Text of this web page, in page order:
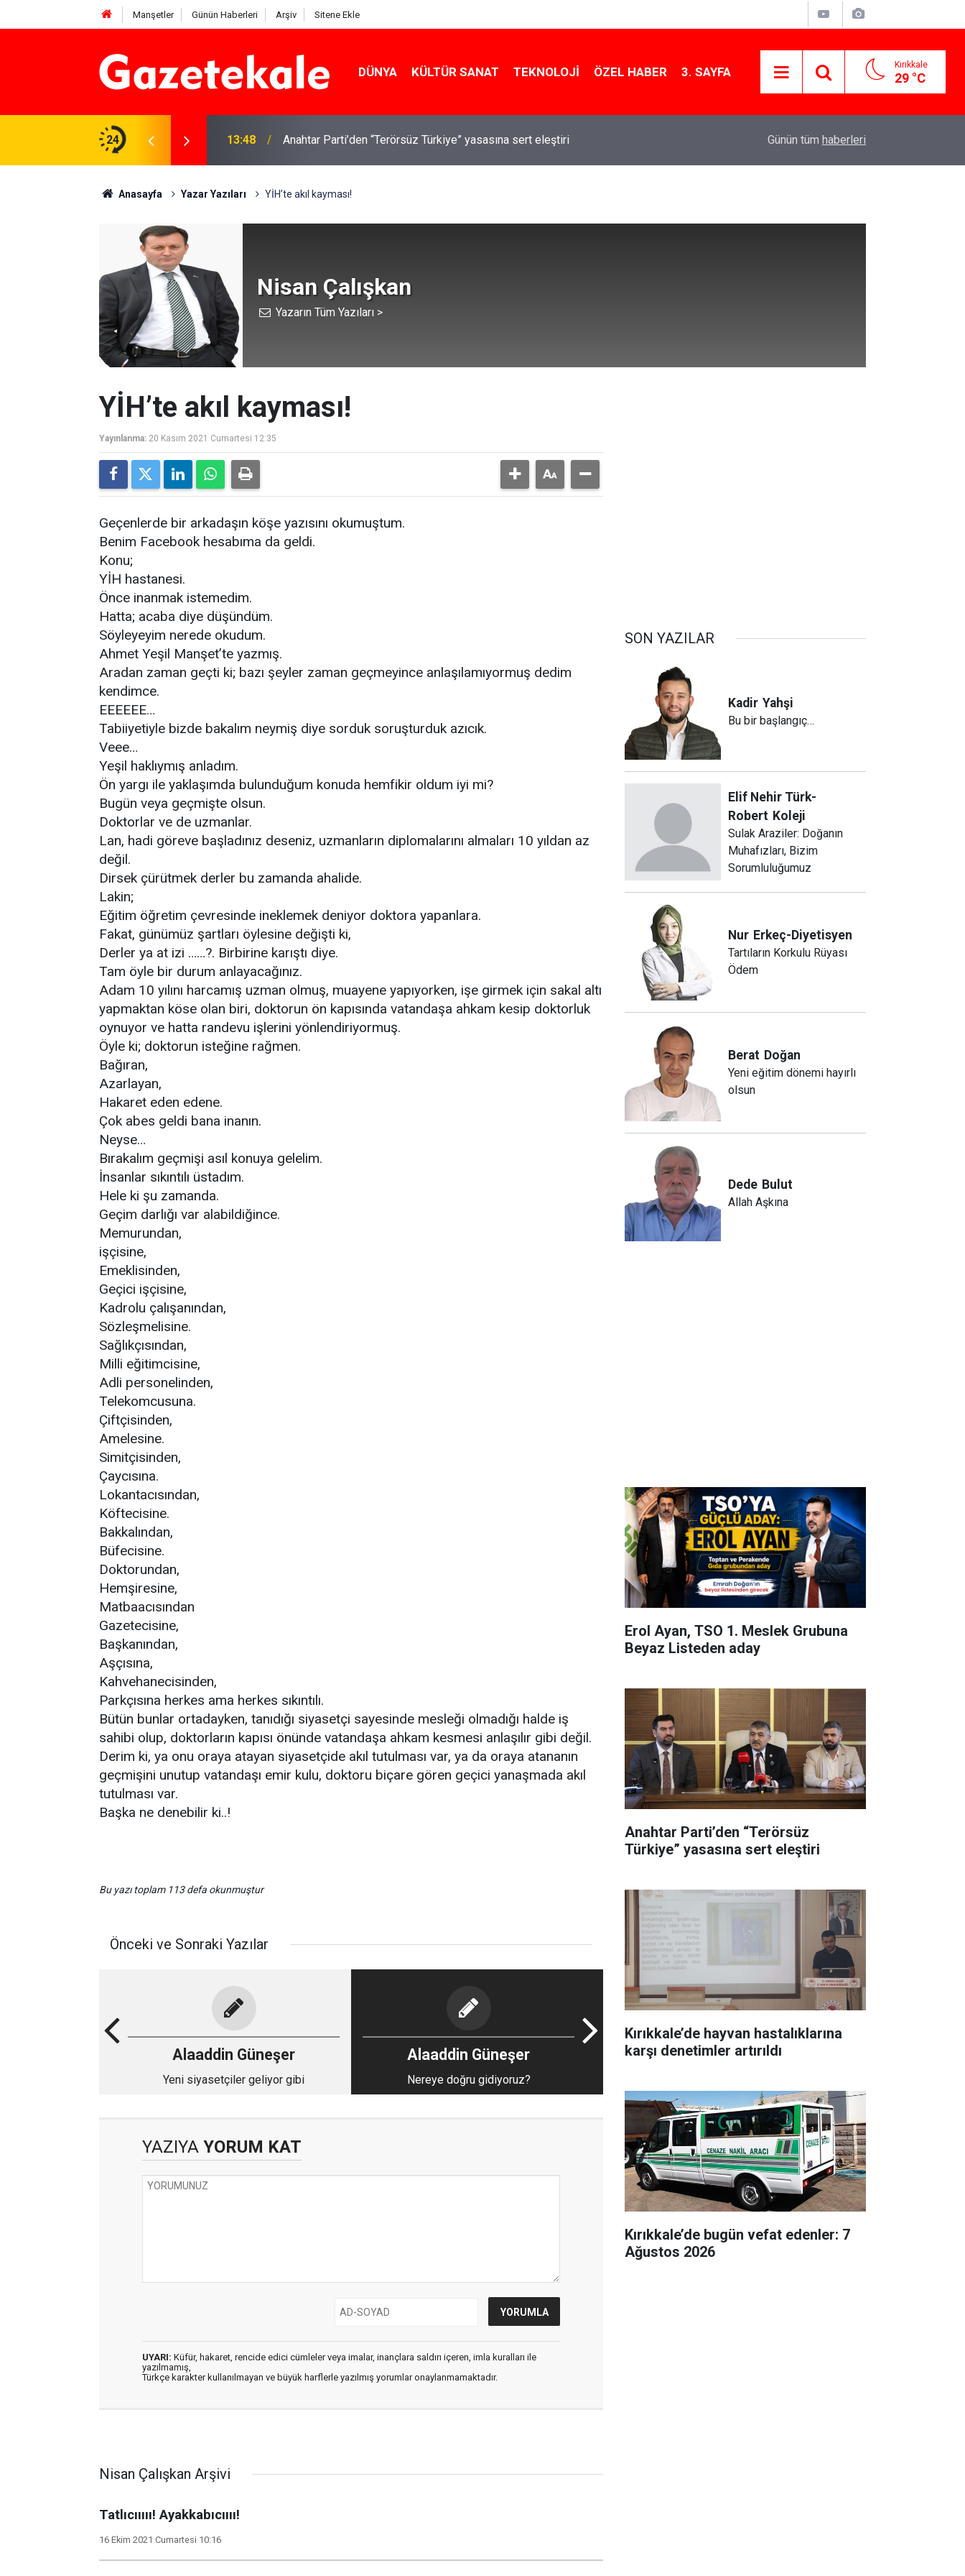
Manşetler Günün Haberleri Arşiv Sitene Ekle
DÜNYA KÜLTÜR SANAT TEKNOLOJI ÖZEL HABER 3. SAYFA Kırıkkale
29 °C
24
Beyaz Listeden aday 13:48 Anahtar Parti’den “Terörsüz Türkiye” yasasına sert eleştiri Kırıkkale’de hayvan hastalıklarına karşı
Günün tüm haberleri
Anasayfa Yazar Yazıları YİH’te akıl kayması!
Nisan Çalışkan
Yazarın Tüm Yazıları >
YİH’te akıl kayması!
Yayınlanma: 20 Kasım 2021 Cumartesi 12:35
Geçenlerde bir arkadaşın köşe yazısını okumuştum.
Benim Facebook hesabıma da geldi.
Konu;
YİH hastanesi.
Önce inanmak istemedim.
Hatta; acaba diye düşündüm.
Söyleyeyim nerede okudum.
Ahmet Yeşil Manşet’te yazmış.
Aradan zaman geçti ki; bazı şeyler zaman geçmeyince anlaşılamıyormuş dedim
kendimce.
EEEEEE…
Tabiiyetiyle bizde bakalım neymiş diye sorduk soruşturduk azıcık.
Veee…
Yeşil haklıymış anladım.
Ön yargı ile yaklaşımda bulunduğum konuda hemfikir oldum iyi mi?
Bugün veya geçmişte olsun.
Doktorlar ve de uzmanlar.
Lan, hadi göreve başladınız deseniz, uzmanların diplomalarını almaları 10 yıldan az
değil.
Dirsek çürütmek derler bu zamanda ahalide.
Lakin;
Eğitim öğretim çevresinde ineklemek deniyor doktora yapanlara.
Fakat, günümüz şartları öylesine değişti ki,
Derler ya at izi ……?. Birbirine karıştı diye.
Tam öyle bir durum anlayacağınız.
Adam 10 yılını harcamış uzman olmuş, muayene yapıyorken, işe girmek için sakal altı
yapmaktan köse olan biri, doktorun ön kapısında vatandaşa ahkam kesip doktorluk
oynuyor ve hatta randevu işlerini yönlendiriyormuş.
Öyle ki; doktorun isteğine rağmen.
Bağıran,
Azarlayan,
Hakaret eden edene.
Çok abes geldi bana inanın.
Neyse…
Bırakalım geçmişi asıl konuya gelelim.
İnsanlar sıkıntılı üstadım.
Hele ki şu zamanda.
Geçim darlığı var alabildiğince.
Memurundan,
işçisine,
Emeklisinden,
Geçici işçisine,
Kadrolu çalışanından,
Sözleşmelisine.
Sağlıkçısından,
Milli eğitimcisine,
Adli personelinden,
Telekomcusuna.
Çiftçisinden,
Amelesine.
Simitçisinden,
Çaycısına.
Lokantacısından,
Köftecisine.
Bakkalından,
Büfecisine.
Doktorundan,
Hemşiresine,
Matbaacısından
Gazetecisine,
Başkanından,
Aşçısına,
Kahvehanecisinden,
Parkçısına herkes ama herkes sıkıntılı.
Bütün bunlar ortadayken, tanıdığı siyasetçi sayesinde mesleği olmadığı halde iş
sahibi olup, doktorların kapısı önünde vatandaşa ahkam kesmesi anlaşılır gibi değil.
Derim ki, ya onu oraya atayan siyasetçide akıl tutulması var, ya da oraya atananın
geçmişini unutup vatandaşı emir kulu, doktoru biçare gören geçici yanaşmada akıl
tutulması var.
Başka ne denebilir ki..!
Bu yazı toplam 113 defa okunmuştur
Önceki ve Sonraki Yazılar
Alaaddin Güneşer
Yeni siyasetçiler geliyor gibi
Alaaddin Güneşer
Nereye doğru gidiyoruz?
YAZIYA YORUM KAT
UYARI: Küfür, hakaret, rencide edici cümleler veya imalar, inançlara saldırı içeren, imla kuralları ile
yazılmamış,
Türkçe karakter kullanılmayan ve büyük harflerle yazılmış yorumlar onaylanmamaktadır.
Nisan Çalışkan Arşivi
Tatlıcııııı! Ayakkabıcıııı!
16 Ekim 2021 Cumartesi 10:16
SON YAZILAR
Kadir Yahşi
Bu bir başlangıç…
Elif Nehir Türk-
Robert Koleji
Sulak Araziler: Doğanın
Muhafızları, Bizim
Sorumluluğumuz
Nur Erkeç-Diyetisyen
Tartıların Korkulu Rüyası
Ödem
Berat Doğan
Yeni eğitim dönemi hayırlı
olsun
Dede Bulut
Allah Aşkına
Erol Ayan, TSO 1. Meslek Grubuna
Beyaz Listeden aday
Anahtar Parti’den “Terörsüz
Türkiye” yasasına sert eleştiri
Kırıkkale’de hayvan hastalıklarına
karşı denetimler artırıldı
Kırıkkale’de bugün vefat edenler: 7
Ağustos 2026